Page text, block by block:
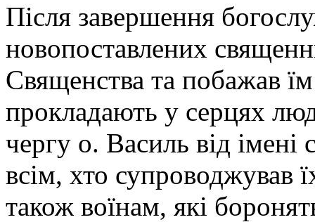
Після завершення
новопоставлених
Священства та побажав
прокладають у серцях
чергу о. Василь від імені
всім, хто супроводжував
також воїнам, які